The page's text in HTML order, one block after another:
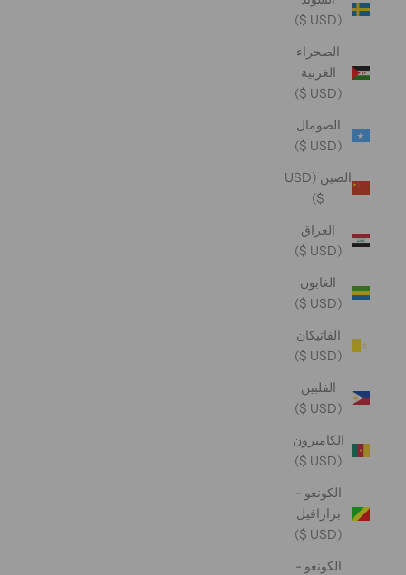
(USD $)
الصحراء
الغربية
(USD $)
الصومال
(USD $)
الصين (USD
$)
العراق
(USD $)
الغابون
(USD $)
الفاتيكان
(USD $)
الفلبين
(USD $)
الكاميرون
(USD $)
الكونغو -
برازافيل
(USD $)
الكونغو -